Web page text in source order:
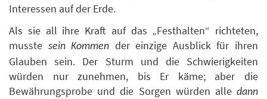
Interessen auf der Erde.
Als sie all ihre Kraft auf das „Festhalten“ richteten,
musste sein Kommen der einzige Ausblick für ihren
Glauben sein. Der Sturm und die Schwierigkeiten
würden nur zunehmen, bis Er käme; aber die
Bewährungsprobe und die Sorgen würden alle dann